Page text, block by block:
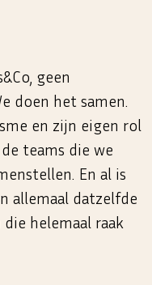
geen
doen het samen.
en zijn eigen rol
teams die we
En al is
allemaal datzelfde
helemaal raak